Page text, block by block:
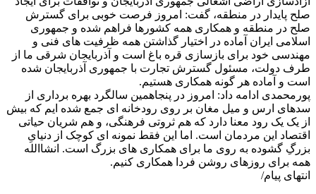
صلح پایدار در منطقه، گفت: امروز فرصت خوبی برای گسترش
صلح در منطقه و همکاری همه کشورها فراهم شده و جمهوری
اسلامی ایران آماده در اختیار گذاشتن همه ظرفیت های فنی و
مهندسی خود برای بازسازی قره باغ است و آذربایجان شرقی ما از
طرف دولت، مسئول گسترش تجارت با جمهوری آذربایجان شده
است و آماده هر گونه همکاری هستیم.
پورمحمدی ادامه داد: امروز در پنجاهمین سالگرد بهره برداری از
سدهای ارس و میل مغان بر روی رودخانه ای جمع شده ایم که بیش
از یک یک رود معنا دارد که هم ثروتی فرهنگی، و هم شریان حیاتی
اقتصاد این مردمان است. اما این فقط نمونه ای کوچک از دنیایِ
بزرگِ گشوده به روی ما برای همکاری های بزرگ است. انشاالله
همه برای روزهای روشن فردا همکاری کنیم.
انتهای پیام/